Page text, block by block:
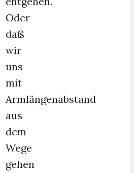
Oder
daß
wir
uns
mit
Armlängenabstand
aus
dem
Wege
gehen